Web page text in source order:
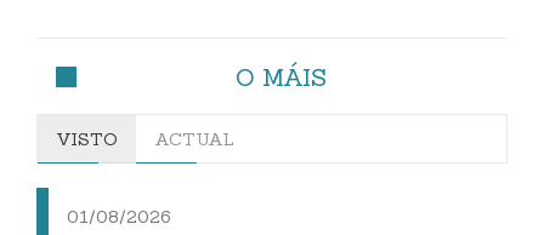
O MÁIS
VISTO ACTUAL
01/08/2026